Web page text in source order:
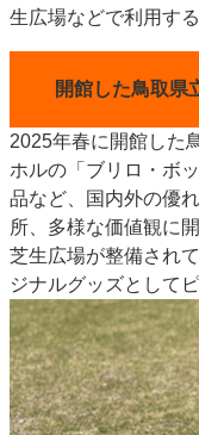
特集・デジタル印刷 アイ
JAPAN PACK 2023 特集
特集・デジタル印刷 ～ 新
案内
発刊案内
JFPI印
運営
会社案内
購読・
お問い合わせ
生広場などで利用す
開館した鳥取県
2025年春に開館した
ホルの「ブリロ・ボ
品など、国内外の優
所、多様な価値観に
芝生広場が整備され
ジナルグッズとして